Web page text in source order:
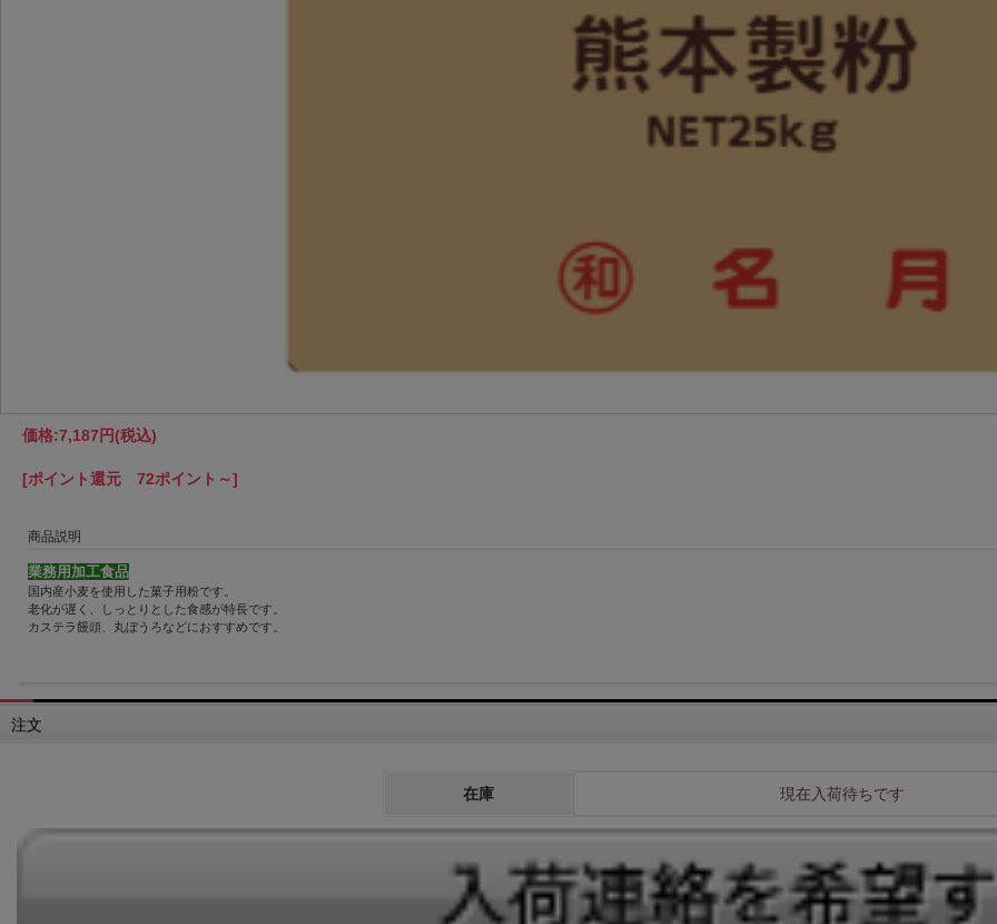
価格:7,187円(税込)
[ポイント還元 72ポイント～]
商品説明
業務用加工食品
国内産小麦を使用した菓子用粉です。
老化が遅く、しっとりとした食感が特長です。
カステラ饅頭、丸ぼうろなどにおすすめです。
注文
在庫 現在入荷待ちです